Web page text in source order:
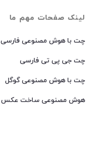
لینک صفحات مهم ما
چت با هوش مصنوعی فارسی
چت جی پی تی فارسی
چت با هوش مصنوعی گوگل
هوش مصنوعی ساخت عکس